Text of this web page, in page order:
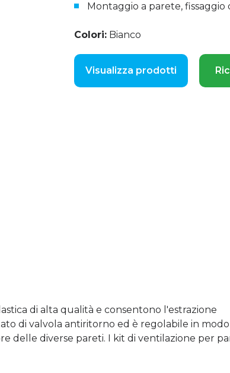
Montaggio a parete, fissaggio
Colori: Bianco
Visualizza prodotti
di alta qualità e consentono l'estrazione
di valvola antiritorno ed è regolabile in modo
delle diverse pareti. I kit di ventilazione per